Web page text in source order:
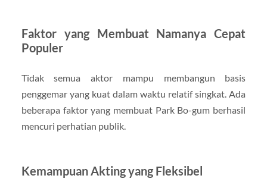
Faktor yang Membuat Namanya Cepat
Populer
Tidak semua aktor mampu membangun basis
penggemar yang kuat dalam waktu relatif singkat. Ada
beberapa faktor yang membuat Park Bo-gum berhasil
mencuri perhatian publik.
Kemampuan Akting yang Fleksibel